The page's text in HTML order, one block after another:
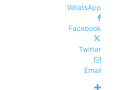
WhatsApp
Facebook
Twitter
Email